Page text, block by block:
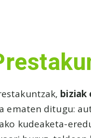
biziak
ematen ditugu:
kudeaketa-